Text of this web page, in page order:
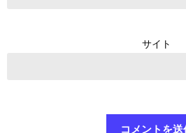
サイト